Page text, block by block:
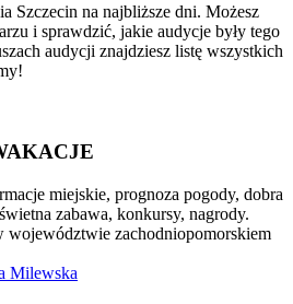
Szczecin na najbliższe dni. Możesz
i sprawdzić, jakie audycje były tego
audycji znajdziesz listę wszystkich
miejskie, prognoza pogody, dobra
zabawa, konkursy, nagrody.
województwie zachodniopomorskiem
Milewska